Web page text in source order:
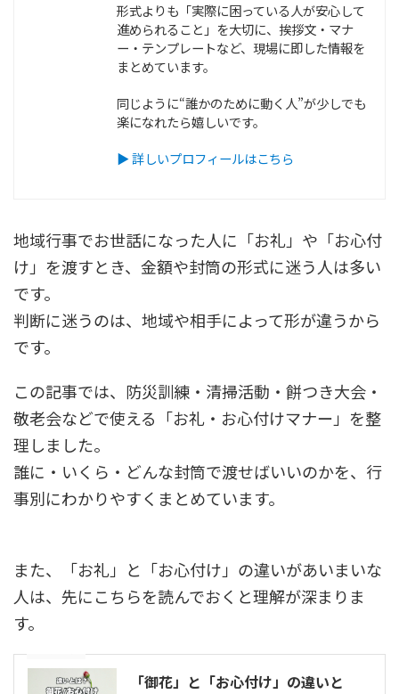
形式よりも「実際に困っている人が安心して
進められること」を大切に、挨拶文・マナ
ー・テンプレートなど、現場に即した情報を
まとめています。
同じように“誰かのために動く人”が少しでも
楽になれたら嬉しいです。
▶ 詳しいプロフィールはこちら
地域行事でお世話になった人に「お礼」や「お心付
け」を渡すとき、金額や封筒の形式に迷う人は多い
です。
判断に迷うのは、地域や相手によって形が違うから
です。
この記事では、防災訓練・清掃活動・餅つき大会・
敬老会などで使える「お礼・お心付けマナー」を整
理しました。
誰に・いくら・どんな封筒で渡せばいいのかを、行
事別にわかりやすくまとめています。
また、「お礼」と「お心付け」の違いがあいまいな
人は、先にこちらを読んでおくと理解が深まりま
す。
「御花」と「お心付け」の違いと